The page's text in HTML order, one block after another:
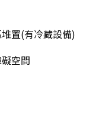
置(有冷藏設備)
空間